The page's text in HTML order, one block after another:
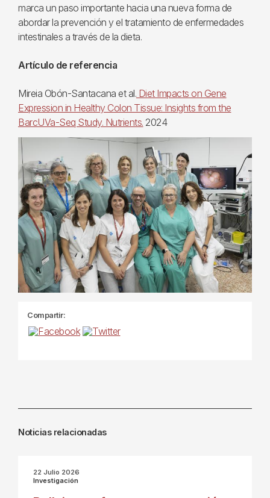
marca un paso importante hacia una nueva forma de
abordar la prevención y el tratamiento de enfermedades
intestinales a través de la dieta.
Artículo de referencia
Mireia Obón-Santacana et al. Diet Impacts on Gene
Expression in Healthy Colon Tissue: Insights from the
BarcUVa-Seq Study. Nutrients. 2024
Compartir:
Noticias relacionadas
22 Julio 2026
Investigación